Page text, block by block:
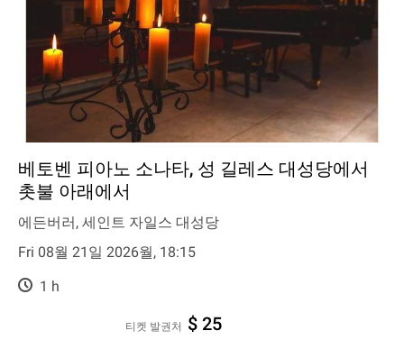
베토벤 피아노 소나타, 성 길레스 대성당에서
촛불 아래에서
에든버러, 세인트 자일스 대성당
Fri 08월 21일 2026월, 18:15
1 h
티켓 발권처 $ 25